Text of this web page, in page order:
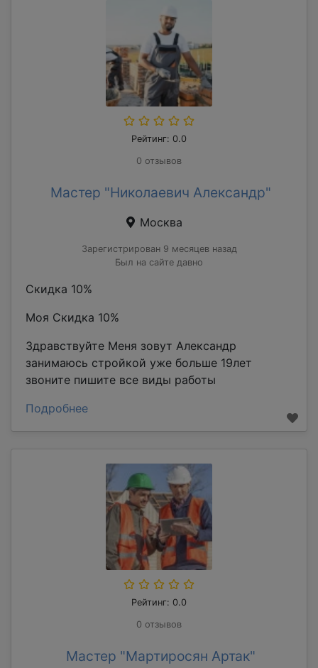
Рейтинг: 0.0
0 отзывов
Мастер "Николаевич Александр"
Москва
Зарегистрирован 9 месяцев назад
Был на сайте давно
Скидка 10%
Моя Скидка 10%
Здравствуйте Меня зовут Александр
занимаюсь стройкой уже больше 19лет
звоните пишите все виды работы
Подробнее
Рейтинг: 0.0
0 отзывов
Мастер "Мартиросян Артак"